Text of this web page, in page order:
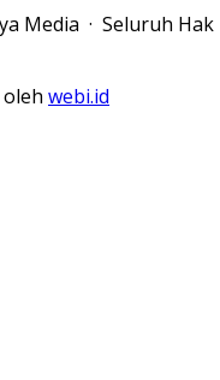
Media · Seluruh Hak
webi.id